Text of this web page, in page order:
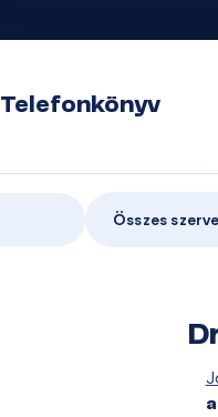
Telefonkönyv
Összes